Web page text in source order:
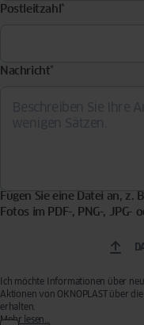
Postleitzahl*
Nachricht*
Fügen Sie eine Datei an, z.
Fotos im PDF-, PNG-, JPG-
Ich möchte Informationen über
Aktionen von OKNOPLAST über
erhalten.
Die erteilte Einwilligung ist
Mehr lesen…